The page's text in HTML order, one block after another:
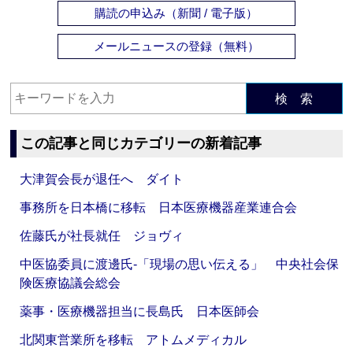
購読の申込み（新聞 / 電子版）
メールニュースの登録（無料）
検 索
この記事と同じカテゴリーの新着記事
大津賀会長が退任へ ダイト
事務所を日本橋に移転 日本医療機器産業連合会
佐藤氏が社長就任 ジョヴィ
中医協委員に渡邊氏‐「現場の思い伝える」 中央社会保
険医療協議会総会
薬事・医療機器担当に長島氏 日本医師会
北関東営業所を移転 アトムメディカル